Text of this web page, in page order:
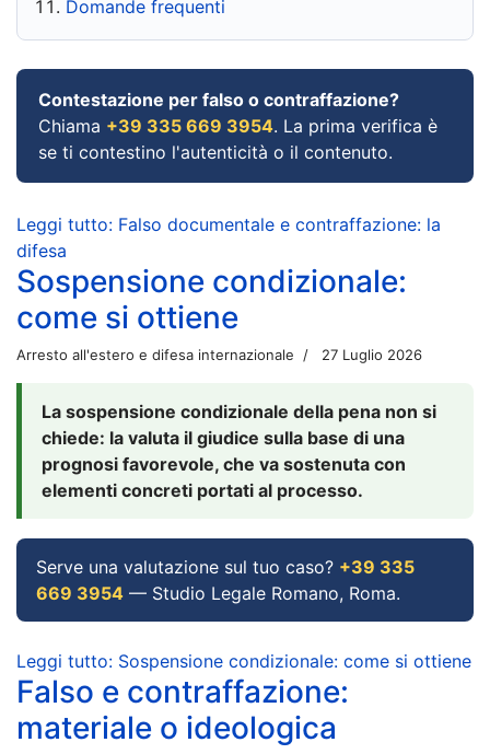
Domande frequenti
Contestazione per falso o contraffazione?
Chiama +39 335 669 3954. La prima verifica è
se ti contestino l'autenticità o il contenuto.
Leggi tutto: Falso documentale e contraffazione: la
difesa
Sospensione condizionale:
come si ottiene
Arresto all'estero e difesa internazionale 27 Luglio 2026
La sospensione condizionale della pena non si
chiede: la valuta il giudice sulla base di una
prognosi favorevole, che va sostenuta con
elementi concreti portati al processo.
Serve una valutazione sul tuo caso? +39 335
669 3954 — Studio Legale Romano, Roma.
Leggi tutto: Sospensione condizionale: come si ottiene
Falso e contraffazione:
materiale o ideologica